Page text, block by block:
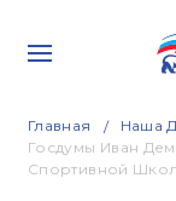
Главная Наша
Госдумы Иван
Спортивной